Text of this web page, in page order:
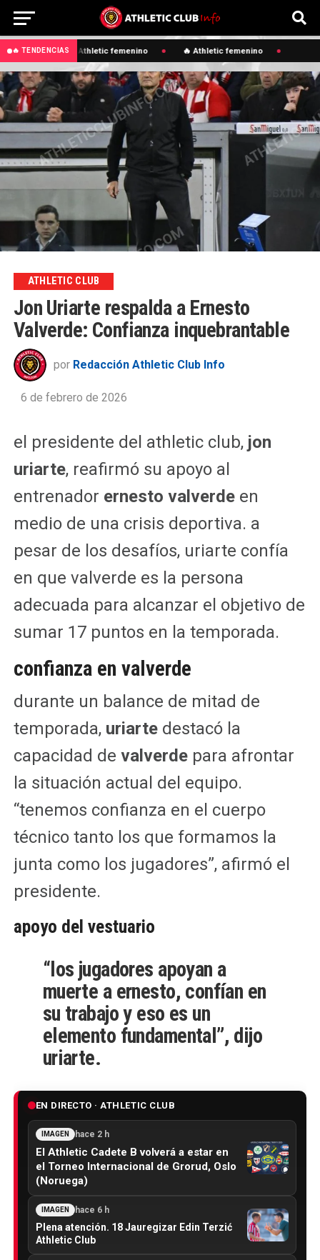
🔥 TENDENCIAS🔥 Athletic femenino 🔥 Athletic femenino
ATHLETIC CLUB
Jon Uriarte respalda a Ernesto
Valverde: Confianza inquebrantable
por Redacción Athletic Club Info
6 de febrero de 2026
el presidente del athletic club, jon
uriarte, reafirmó su apoyo al
entrenador ernesto valverdeen
medio de una crisis deportiva. a
pesar de los desafíos, uriarte confía
en que valverde es la persona
adecuada para alcanzar el objetivo de
sumar 17 puntos en la temporada.
confianza en valverde
durante un balance de mitad de
temporada, uriartedestacó la
capacidad de valverdepara afrontar
la situación actual del equipo.
“tenemos confianza en el cuerpo
técnico tanto los que formamos la
junta como los jugadores”, afirmó el
presidente.
apoyo del vestuario
“los jugadores apoyan a
muerte a ernesto, confían en
su trabajo y eso es un
elemento fundamental”, dijo
uriarte.
EN DIRECTO · ATHLETIC CLUB
IMAGEN hace 2 h
El Athletic Cadete B volverá a estar en
el Torneo Internacional de Grorud, Oslo
(Noruega)
IMAGEN hace 6 h
Plena atención. 18 Jauregizar Edin Terzić
Athletic Club